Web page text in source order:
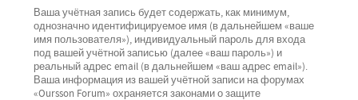
Ваша учётная запись будет содержать, как минимум,
однозначно идентифицируемое имя (в дальнейшем «ваше
имя пользователя»), индивидуальный пароль для входа
под вашей учётной записью (далее «ваш пароль») и
реальный адрес email (в дальнейшем «ваш адрес email»).
Ваша информация из вашей учётной записи на форумах
«Oursson Forum» охраняется законами о защите